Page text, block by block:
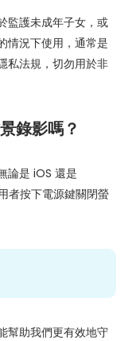
監護未成年子女，或
情況下使用，通常是
私法規，切勿用於非
錄影嗎？
論是 iOS 還是
者按下電源鍵關閉螢
幫助我們更有效地守